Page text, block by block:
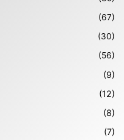
(67)
(30)
(56)
(9)
(12)
(8)
(7)